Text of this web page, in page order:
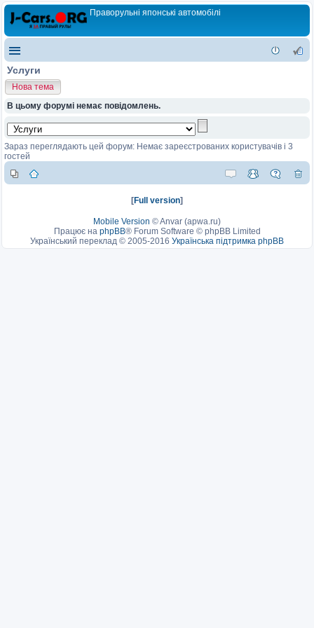
Праворульні японські автомобілі
Услуги
Нова тема
В цьому форумі немає повідомлень.
Зараз переглядають цей форум: Немає зареєстрованих користувачів і 3
гостей
[Full version]
Mobile Version ©Anvar (apwa.ru)
Працює на phpBB® Forum Software © phpBB Limited
Український переклад © 2005-2016 Українська підтримка phpBB